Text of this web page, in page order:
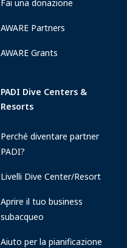
Fai una donazione
AWARE Partners
AWARE Grants
PADI Dive Centers &
Resorts
Perché diventare partner
PADI?
Livelli Dive Center/Resort
Aprire il tuo business
subacqueo
Aiuto per la pianificazione